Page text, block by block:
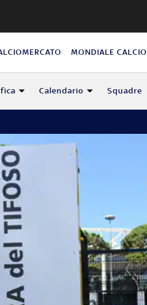
MONDIALE CALCIO
Calendario Squadre